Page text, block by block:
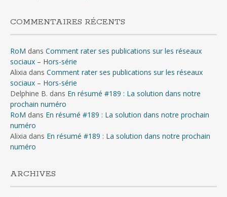
COMMENTAIRES RÉCENTS
RoM dans Comment rater ses publications sur les réseaux
sociaux – Hors-série
Alixia dans Comment rater ses publications sur les réseaux
sociaux – Hors-série
Delphine B. dans En résumé #189 : La solution dans notre
prochain numéro
RoM dans En résumé #189 : La solution dans notre prochain
numéro
Alixia dans En résumé #189 : La solution dans notre prochain
numéro
ARCHIVES